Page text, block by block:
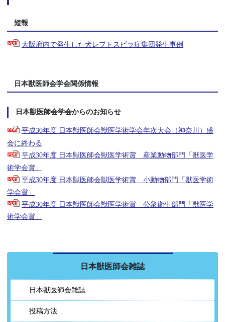
短報
大阪府内で発生した犬レプトスピラ症集団発生事例
日本獣医師会学会関係情報
日本獣医師会学会からのお知らせ
平成30年度 日本獣医師会獣医学術学会年次大会（神奈川）盛
会に終わる
平成30年度 日本獣医師会獣医学術賞 産業動物部門「獣医学
術学会賞」
平成30年度 日本獣医師会獣医学術賞 小動物部門「獣医学術
学会賞」
平成30年度 日本獣医師会獣医学術賞 公衆衛生部門「獣医学
術学会賞」
日本獣医師会雑誌
日本獣医師会雑誌
投稿方法